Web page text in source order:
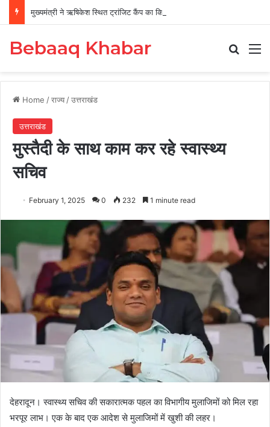
मुख्यमंत्री ने ऋषिकेश स्थित ट्रांजिट कैंप का किया औचक निरीक्षण
Bebaaq Khabar
Home /राज्य /उत्तराखंड
उत्तराखंड
मुस्तैदी के साथ काम कर रहे स्वास्थ्य
सचिव
February 1, 2025 0 232 1 minute read
देहरादून। स्वास्थ्य सचिव की सकारात्मक पहल का विभागीय मुलाजिमों को मिल रहा
भरपूर लाभ। एक के बाद एक आदेश से मुलाजिमों में खुशी की लहर।